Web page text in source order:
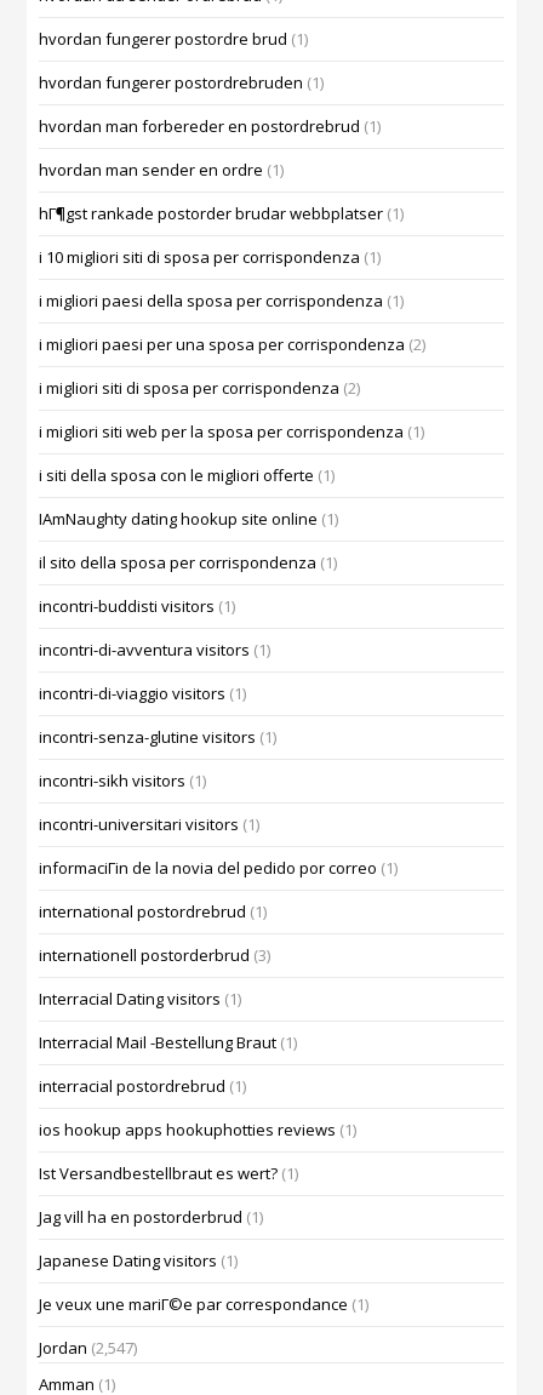
hvordan fungerer postordre brud (1)
hvordan fungerer postordrebruden (1)
hvordan man forbereder en postordrebrud (1)
hvordan man sender en ordre (1)
hГ¶gst rankade postorder brudar webbplatser (1)
i 10 migliori siti di sposa per corrispondenza (1)
i migliori paesi della sposa per corrispondenza (1)
i migliori paesi per una sposa per corrispondenza (2)
i migliori siti di sposa per corrispondenza (2)
i migliori siti web per la sposa per corrispondenza (1)
i siti della sposa con le migliori offerte (1)
IAmNaughty dating hookup site online (1)
il sito della sposa per corrispondenza (1)
incontri-buddisti visitors (1)
incontri-di-avventura visitors (1)
incontri-di-viaggio visitors (1)
incontri-senza-glutine visitors (1)
incontri-sikh visitors (1)
incontri-universitari visitors (1)
informaciГіn de la novia del pedido por correo (1)
international postordrebrud (1)
internationell postorderbrud (3)
Interracial Dating visitors (1)
Interracial Mail -Bestellung Braut (1)
interracial postordrebrud (1)
ios hookup apps hookuphotties reviews (1)
Ist Versandbestellbraut es wert? (1)
Jag vill ha en postorderbrud (1)
Japanese Dating visitors (1)
Je veux une mariГ©e par correspondance (1)
Jordan (2,547)
Amman (1)